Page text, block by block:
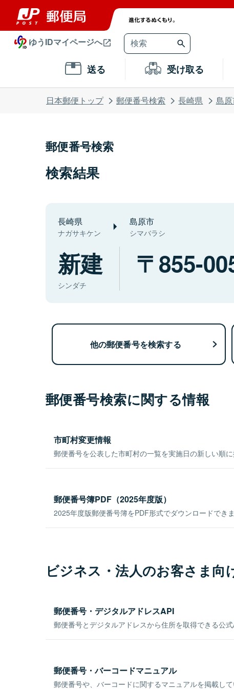
ゆうIDマイページへ
送る 受け取る
日本郵便トップ 郵便番号検索 長崎県 島
郵便番号検索
検索結果
長崎県
ナガサキケン
島原市
シマバラシ
新建
シンダチ
855-
他の郵便番号を検索する
郵便番号検索に関する情報
市町村変更情報
郵便番号を公表した市町村の一覧を実施日の新しい順に
郵便番号簿PDF（2025年度版）
2025年度版郵便番号簿をPDF形式でダウンロードできま
ビジネス・法人のお客さま向
郵便番号・デジタルアドレスAPI
郵便番号とデジタルアドレスから住所を取得できる公式
郵便番号・バーコードマニュアル
郵便番号や、バーコードに関するマニュアルを掲載して